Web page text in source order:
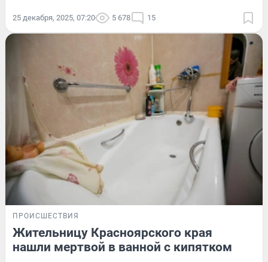
25 декабря, 2025, 07:20 5 678 15
ПРОИСШЕСТВИЯ
Жительницу Красноярского края
нашли мертвой в ванной с кипятком